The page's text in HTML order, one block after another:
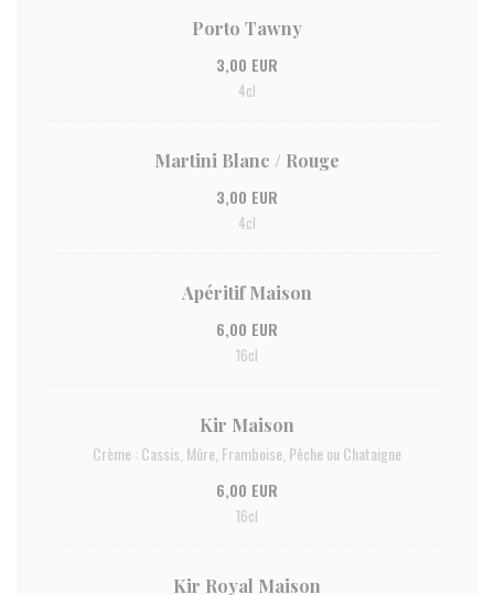
Porto Tawny
3,00 EUR
4cl
Martini Blanc / Rouge
3,00 EUR
4cl
Apéritif Maison
6,00 EUR
16cl
Kir Maison
Crème : Cassis, Mûre, Framboise, Pêche ou Chataigne
6,00 EUR
16cl
Kir Royal Maison